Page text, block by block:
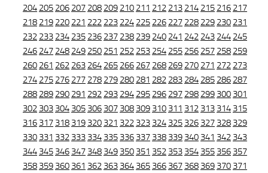
204 205 206 207 208 209 210 211 212 213 214 215 216 217
218 219 220 221 222 223 224 225 226 227 228 229 230 231
232 233 234 235 236 237 238 239 240 241 242 243 244 245
246 247 248 249 250 251 252 253 254 255 256 257 258 259
260 261 262 263 264 265 266 267 268 269 270 271 272 273
274 275 276 277 278 279 280 281 282 283 284 285 286 287
288 289 290 291 292 293 294 295 296 297 298 299 300 301
302 303 304 305 306 307 308 309 310 311 312 313 314 315
316 317 318 319 320 321 322 323 324 325 326 327 328 329
330 331 332 333 334 335 336 337 338 339 340 341 342 343
344 345 346 347 348 349 350 351 352 353 354 355 356 357
358 359 360 361 362 363 364 365 366 367 368 369 370 371